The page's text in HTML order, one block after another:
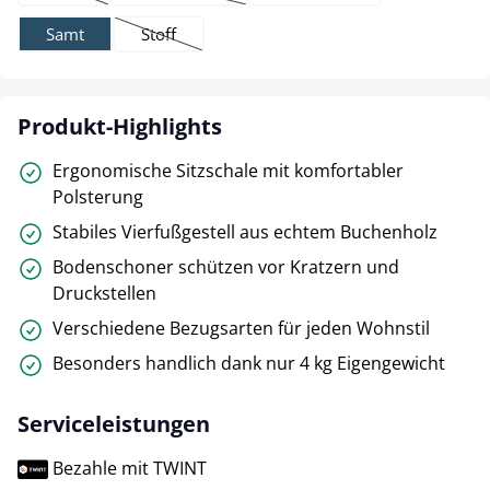
Samt Stoff
(Diese Option ist zurzeit nicht verfügbar.)
Produkt-Highlights
Ergonomische Sitzschale mit komfortabler
Polsterung
Stabiles Vierfußgestell aus echtem Buchenholz
Bodenschoner schützen vor Kratzern und
Druckstellen
Verschiedene Bezugsarten für jeden Wohnstil
Besonders handlich dank nur 4 kg Eigengewicht
Serviceleistungen
Bezahle mit TWINT